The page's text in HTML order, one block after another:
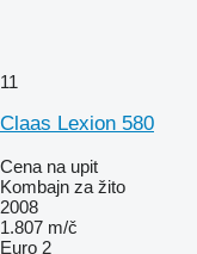
11
Claas Lexion 580
Cena na upit
Kombajn za žito
2008
1.807 m/č
Euro 2